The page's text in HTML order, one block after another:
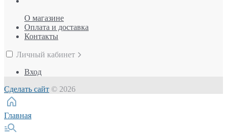
О магазине
Оплата и доставка
Контакты
Личный кабинет
Вход
Сделать сайт © 2026
Главная